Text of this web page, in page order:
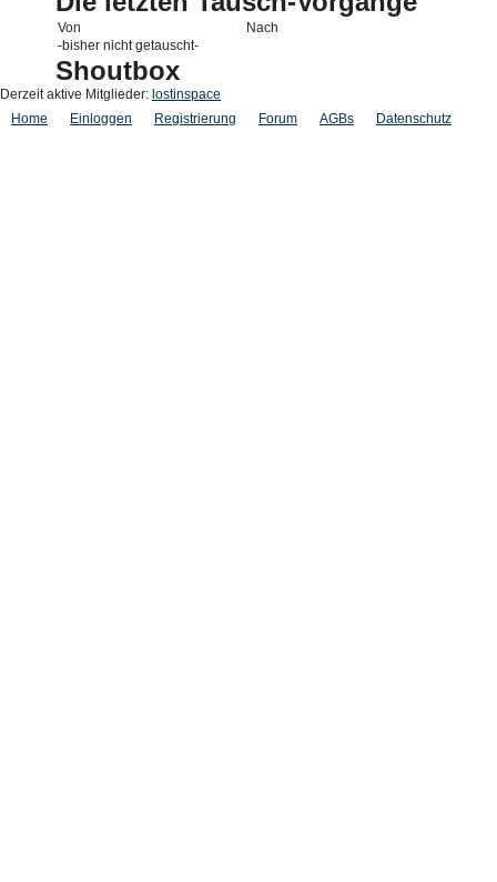
Von
Nach
-bisher nicht getauscht-
Shoutbox
Derzeit aktive Mitglieder: lostinspace
Home
Einloggen Registrierung Forum AGBs Datenschutz